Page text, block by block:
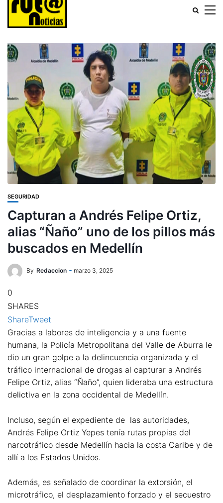
SEGURIDAD
Capturan a Andrés Felipe Ortiz,
alias “Ñaño” uno de los pillos más
buscados en Medellín
By Redaccion marzo 3, 2025
0
SHARES
ShareTweet
Gracias a labores de inteligencia y a una fuente
humana, la Policía Metropolitana del Valle de Aburra le
dio un gran golpe a la delincuencia organizada y el
tráfico internacional de drogas al capturar a Andrés
Felipe Ortiz, alias “Ñaño”, quien lideraba una estructura
delictiva en la zona occidental de Medellín.
Incluso, según el expediente de las autoridades,
Andrés Felipe Ortiz Yepes tenía rutas propias del
narcotráfico desde Medellín hacia la costa Caribe y de
allí a los Estados Unidos.
Además, es señalado de coordinar la extorsión, el
microtráfico, el desplazamiento forzado y el secuestro